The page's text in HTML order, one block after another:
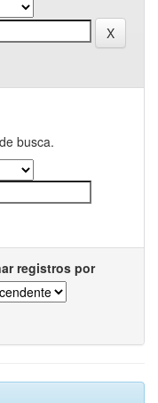
busca.
registros por